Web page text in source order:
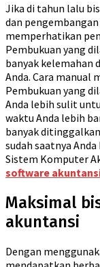
Jika di tahun lalu
dan
memperhatikan
Pembukuan yang
banyak kelemahan
Anda. Cara manual
Pembukuan yang
Anda lebih sulit
waktu Anda lebih
banyak
sudah saatnya
Sistem Komputer
software
Maksimal
akuntansi
Dengan